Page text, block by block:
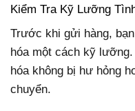
Kiểm Tra Kỹ Lưỡng
Trước khi gửi hàng,
hóa một cách kỹ
hóa không bị hư hỏng
chuyển.